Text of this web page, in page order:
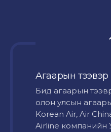
Агаарын тээвэр
Бид агаарын
олон улсын
Korean Air, Air
Airline компанийн